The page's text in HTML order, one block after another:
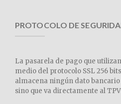
PROTOCOLO DE
La pasarela de pago que
medio del protocolo SSL 256
almacena ningún dato
sino que va directamente al